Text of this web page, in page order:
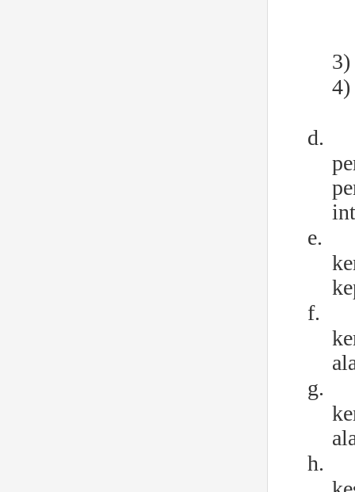
3)
4)
d.
e.
f.
g.
h.